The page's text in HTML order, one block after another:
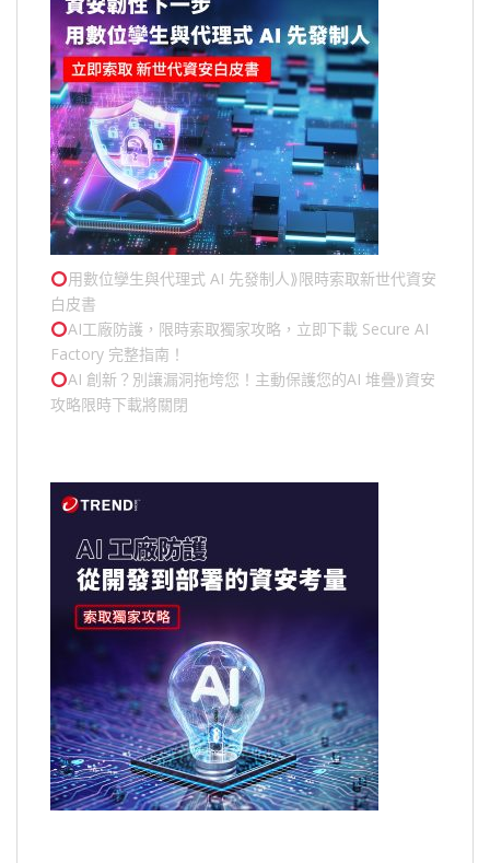
用數位孿生與代理式 AI 先發制人⟫限時索取新世代資安
白皮書
AI工廠防護，限時索取獨家攻略，立即下載 Secure AI
Factory 完整指南！
AI 創新？別讓漏洞拖垮您！主動保護您的AI 堆疊⟫資安
攻略限時下載將關閉